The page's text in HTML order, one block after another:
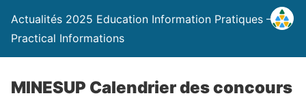
Actualités 2025 Education Information Pratiques –
Practical Informations
MINESUP Calendrier des concours